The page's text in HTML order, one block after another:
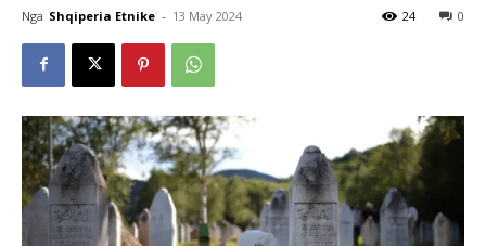
Nga Shqiperia Etnike - 13 May 2024 0
24